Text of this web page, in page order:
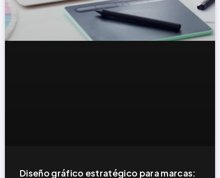
Diseño gráfico estratégico para marcas: